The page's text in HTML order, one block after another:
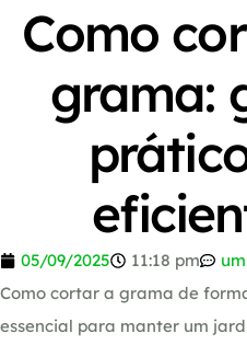
Como
grama:
05/09/2025 11:18 pm
Como cortar a grama de
essencial para manter um